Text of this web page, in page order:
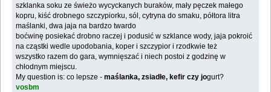
szklanka soku ze świeżo wycyckanych buraków, mały pęczek małego
kopru, kiść drobnego szczypiorku, sól, cytryna do smaku, półtora litra
maślanki, dwa jaja na bardzo twardo
boćwinę posiekać drobno raczej i podusić w szklance wody, jaja pokroić
na cząstki wedle upodobania, koper i szczypior i rzodkwie też
wszystko razem do gara, wymnięszać i niech postoi z godzinę w
chłodnym miejscu.
My question is: co lepsze -maślanka, zsiadłe, kefir czy jogurt?
vosbm